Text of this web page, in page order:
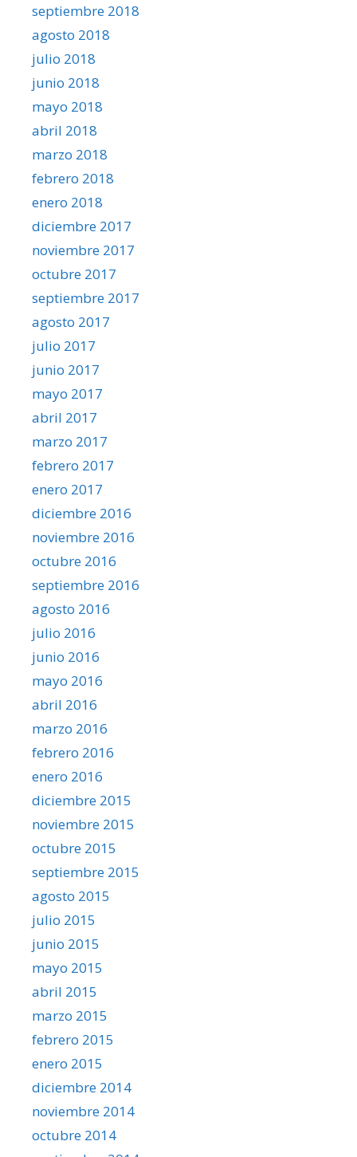
septiembre 2018
agosto 2018
julio 2018
junio 2018
mayo 2018
abril 2018
marzo 2018
febrero 2018
enero 2018
diciembre 2017
noviembre 2017
octubre 2017
septiembre 2017
agosto 2017
julio 2017
junio 2017
mayo 2017
abril 2017
marzo 2017
febrero 2017
enero 2017
diciembre 2016
noviembre 2016
octubre 2016
septiembre 2016
agosto 2016
julio 2016
junio 2016
mayo 2016
abril 2016
marzo 2016
febrero 2016
enero 2016
diciembre 2015
noviembre 2015
octubre 2015
septiembre 2015
agosto 2015
julio 2015
junio 2015
mayo 2015
abril 2015
marzo 2015
febrero 2015
enero 2015
diciembre 2014
noviembre 2014
octubre 2014